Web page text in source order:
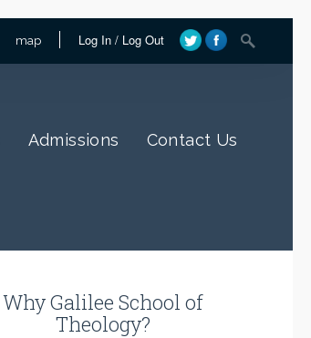
map Log In/ Log Out
Admissions Contact Us
Why Galilee School of
Theology?